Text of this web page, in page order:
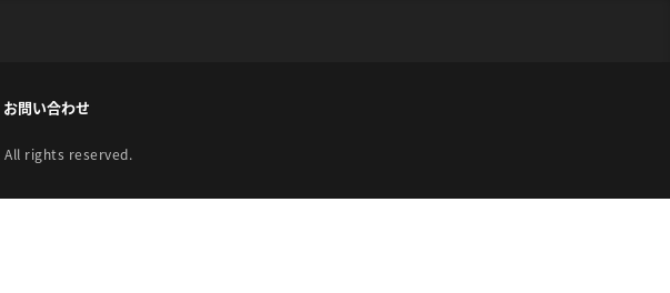
お問い合わせ
All rights reserved.